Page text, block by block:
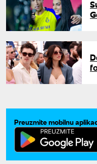
Preuzmite mobilnu